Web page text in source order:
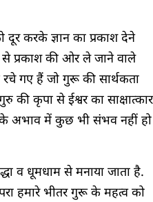
करके ज्ञान का प्रकाश देने
प्रकाश की ओर ले जाने वाले
गए हैं जो गुरू की सार्थकता
कृपा से ईश्वर का साक्षात्कार
अभाव में कुछ भी संभव नहीं हो
व धूमधाम से मनाया जाता है.
हमारे भीतर गुरू के महत्व को